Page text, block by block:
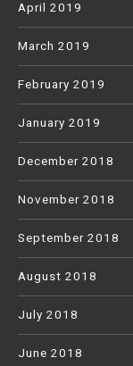
April 2019
March 2019
February 2019
January 2019
December 2018
November 2018
September 2018
August 2018
July 2018
June 2018